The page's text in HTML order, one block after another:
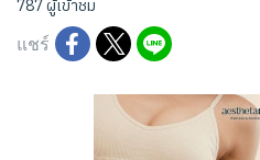
787 ผู้เข้าชม
แชร์